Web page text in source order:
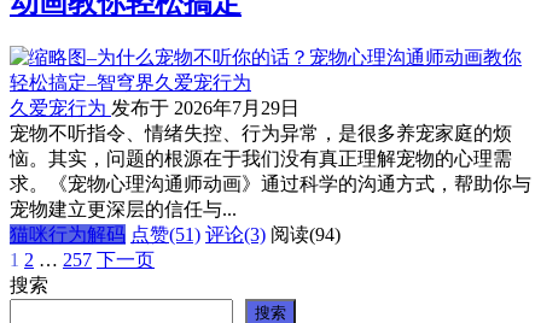
久爱宠行为 发布于 2026年7月29日
宠物不听指令、情绪失控、行为异常，是很多养宠家庭的烦
恼。其实，问题的根源在于我们没有真正理解宠物的心理需
求。《宠物心理沟通师动画》通过科学的沟通方式，帮助你与
宠物建立更深层的信任与...
猫咪行为解码 点赞(51) 评论(3) 阅读(94)
文
章
1 2 … 257 下一页
搜索
搜索